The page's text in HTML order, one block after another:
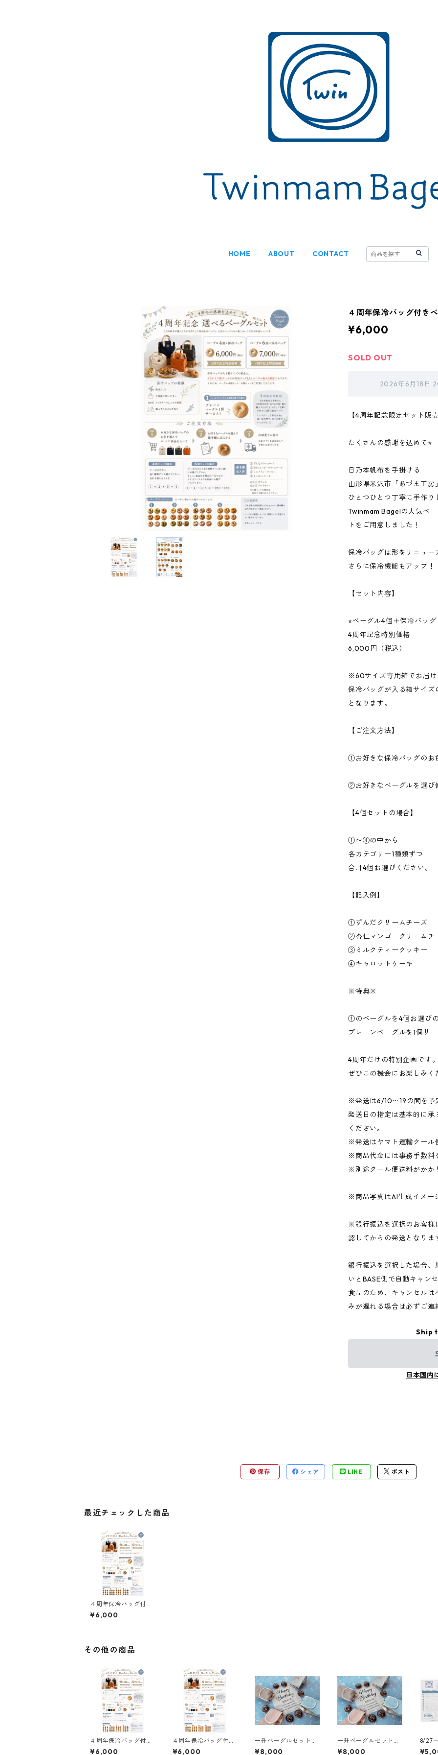
HOME ABOUT CONTACT
４周年保冷バッグ付き
¥6,000
SOLD OUT
2026年6月18日
【4周年記念限定セット販売
たくさんの感謝を込めて⭐︎
日乃本帆布を手掛ける
山形県米沢市「あづま工房
ひとつひとつ丁寧に手作り
Twinmam Bagelの人気ベ
トをご用意しました！
保冷バッグは形をリニュー
さらに保冷機能もアップ！
【セット内容】
⭐︎ベーグル4個＋保冷バッグ
4周年記念特別価格
6,000円（税込）
※60サイズ専用箱でお届け
保冷バッグが入る箱サイ
となります。
【ご注文方法】
①お好きな保冷バッグのお
②お好きなベーグルを選び
【4個セットの場合】
①〜④の中から
各カテゴリー1種類ずつ
合計4個お選びください。
【記入例】
①ずんだクリームチーズ
②杏仁マンゴークリームチ
③ミルクティークッキー
④キャロットケーキ
※特典※
①のベーグルを4個お選び
プレーンベーグルを1個サー
4周年だけの特別企画です。
ぜひこの機会にお楽しみく
※発送は6/10〜19の間を予
発送日の指定は基本的に
ください。
※発送はヤマト運輸クール
※商品代金には事務手数料
※別途クール便送料がかか
※商品写真はAI生成イメー
※銀行振込を選択のお客様
認してからの発送となりま
銀行振込を選択した場合、
いとBASE側で自動キャン
食品のため、キャンセル
みが遅れる場合は必ずご連
Ship
日本国内
保存 シェア LINE ポスト
最近チェックした商品
４周年保冷バッグ付き
ベーグル4個セット(ネ
イビー)
¥6,000
その他の商品
４周年保冷バッグ付き
ベーグル4個セット(ネ
¥6,000
４周年保冷バッグ付き
ベーグル4個セット(カ
¥6,000
一升ベーグルセット
(リュックブラウン)
¥8,000
一升ベーグルセット
(リュックグレー)
¥8,000
8/27
ボマ